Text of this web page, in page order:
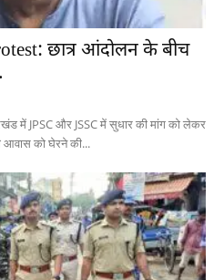
छात्र आंदोलन के बीच
में JPSC और JSSC में सुधार की मांग को लेकर
आवास को घेरने की...